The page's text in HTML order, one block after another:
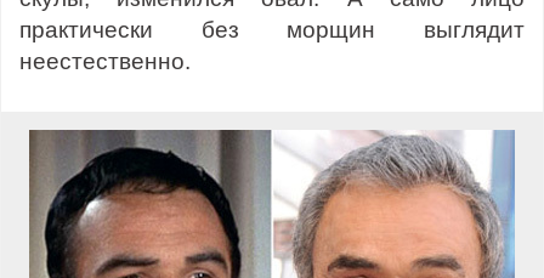
практически без морщин выглядит
неестественно.